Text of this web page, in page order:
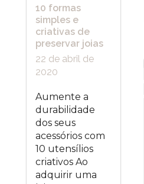
10 formas
simples e
criativas de
preservar joias
22 de abril de
2020
Aumente a
durabilidade
dos seus
acessórios com
10 utensílios
criativos Ao
adquirir uma